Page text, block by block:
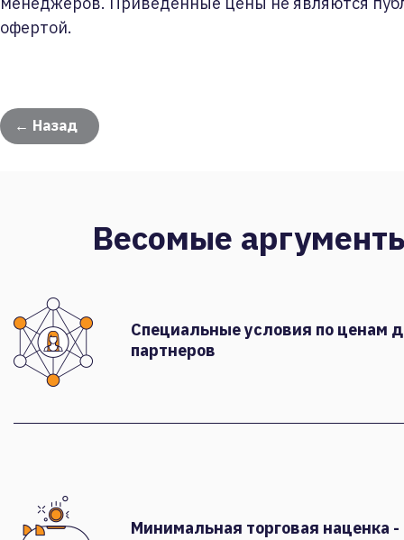
офертой.
← Назад
Весомые
Специальные условия по ценам
партнеров
Минимальная торговая наценка